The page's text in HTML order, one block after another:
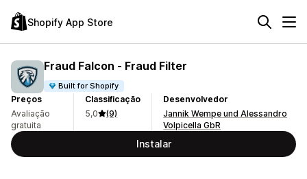
Shopify App Store
Fraud Falcon ‑ Fraud Filter
Built for Shopify
Preços
Avaliação
gratuita
Classificação
5,0
(9)
Desenvolvedor
Jannik Wempe und Alessandro
Volpicella GbR
Instalar